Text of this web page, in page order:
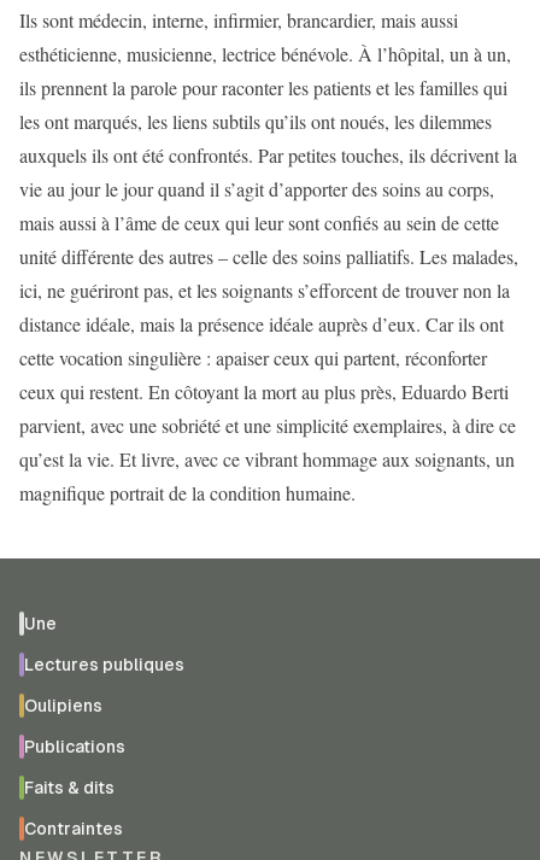
Ils sont médecin, interne, infirmier, brancardier, mais aussi
esthéticienne, musicienne, lectrice bénévole. À l’hôpital, un à un,
ils prennent la parole pour raconter les patients et les familles qui
les ont marqués, les liens subtils qu’ils ont noués, les dilemmes
auxquels ils ont été confrontés. Par petites touches, ils décrivent la
vie au jour le jour quand il s’agit d’apporter des soins au corps,
mais aussi à l’âme de ceux qui leur sont confiés au sein de cette
unité différente des autres – celle des soins palliatifs. Les malades,
ici, ne guériront pas, et les soignants s’efforcent de trouver non la
distance idéale, mais la présence idéale auprès d’eux. Car ils ont
cette vocation singulière : apaiser ceux qui partent, réconforter
ceux qui restent. En côtoyant la mort au plus près, Eduardo Berti
parvient, avec une sobriété et une simplicité exemplaires, à dire ce
qu’est la vie. Et livre, avec ce vibrant hommage aux soignants, un
magnifique portrait de la condition humaine.
Une
Lectures publiques
Oulipiens
Publications
Faits & dits
Contraintes